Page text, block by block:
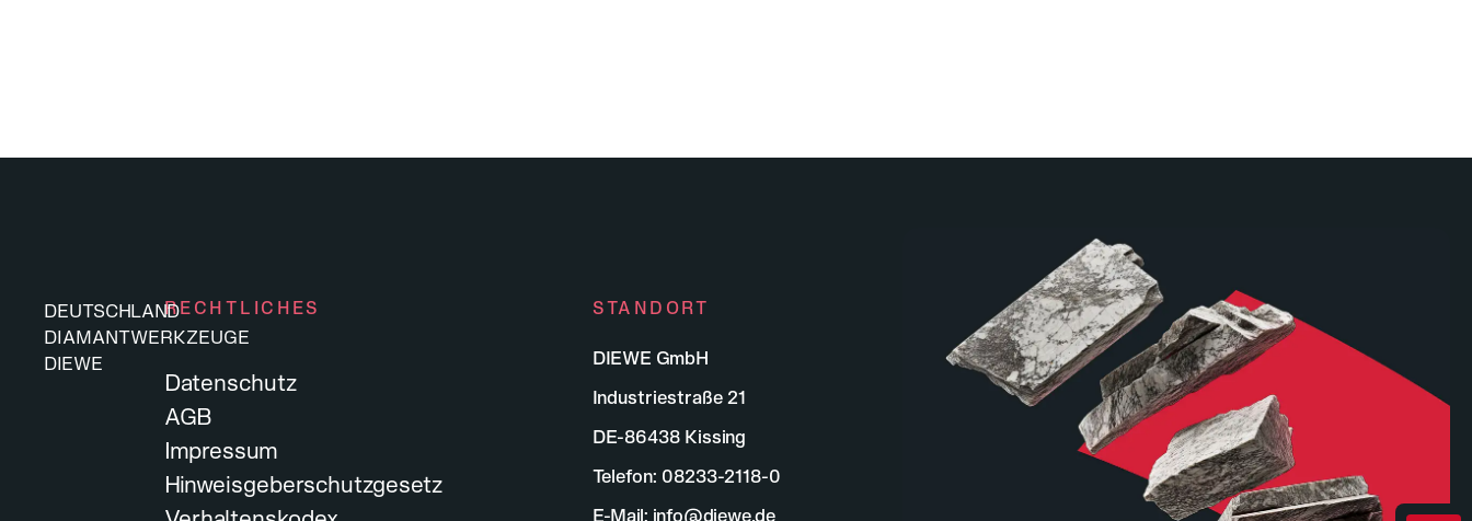
DIEWE
DIAMANTWERKZEUGE
DEUTSCHLANDRECHTLICHES
Datenschutz
AGB
Impressum
Hinweisgeberschutzgesetz
STANDORT
DIEWE GmbH
Industriestraße 21
DE-86438 Kissing
Telefon: 08233-2118-0
E-Mail: info@diewe.de